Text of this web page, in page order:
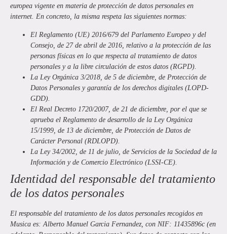
europea vigente en materia de protección de datos personales en
internet. En concreto, la misma respeta las siguientes normas:
El Reglamento (UE) 2016/679 del Parlamento Europeo y del
Consejo, de 27 de abril de 2016, relativo a la protección de las
personas físicas en lo que respecta al tratamiento de datos
personales y a la libre circulación de estos datos (RGPD).
La Ley Orgánica 3/2018, de 5 de diciembre, de Protección de
Datos Personales y garantía de los derechos digitales (LOPD-
GDD).
El Real Decreto 1720/2007, de 21 de diciembre, por el que se
aprueba el Reglamento de desarrollo de la Ley Orgánica
15/1999, de 13 de diciembre, de Protección de Datos de
Carácter Personal (RDLOPD).
La Ley 34/2002, de 11 de julio, de Servicios de la Sociedad de la
Información y de Comercio Electrónico (LSSI-CE).
Identidad del responsable del tratamiento
de los datos personales
El responsable del tratamiento de los datos personales recogidos en
Musica es: Alberto Manuel Garcia Fernandez , con NIF: 11435896c (en